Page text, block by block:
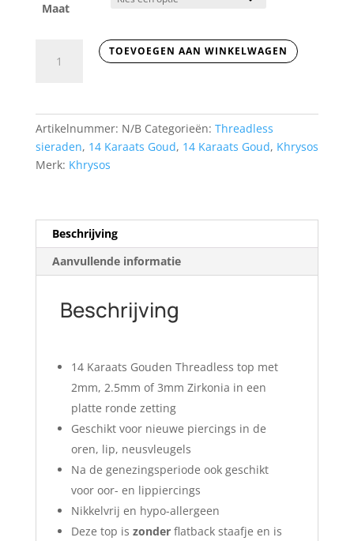
Maat
Karaats
met
Zirkonia
TOEVOEGEN AAN WINKELWAGEN
Artikelnummer: N/B Categorieën: Threadless
sieraden, 14 Karaats Goud, 14 Karaats Goud, Khrysos
Merk: Khrysos
Beschrijving
Aanvullende informatie
Beschrijving
14 Karaats Gouden Threadless top met
2mm, 2.5mm of 3mm Zirkonia in een
platte ronde zetting
Geschikt voor nieuwe piercings in de
oren, lip, neusvleugels
Na de genezingsperiode ook geschikt
voor oor- en lippiercings
Nikkelvrij en hypo-allergeen
Deze top is zonderflatback staafje en is